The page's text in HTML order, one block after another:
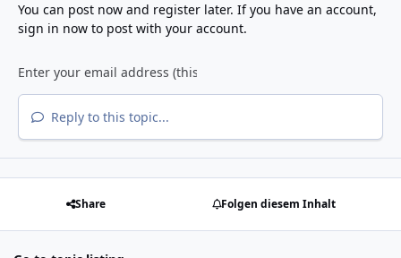
You can post now and register later. If you have an account,
sign in nowto post with your account.
Reply to this topic...
Share Folgen diesem Inhalt